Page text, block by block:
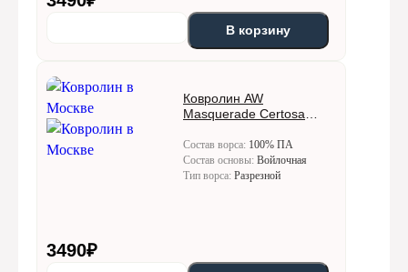
В корзину
Ковролин AW
Masquerade Certosa
Состав ворса: 100% ПА
Состав основы: Войлочная
Тип ворса: Разрезной
3490₽